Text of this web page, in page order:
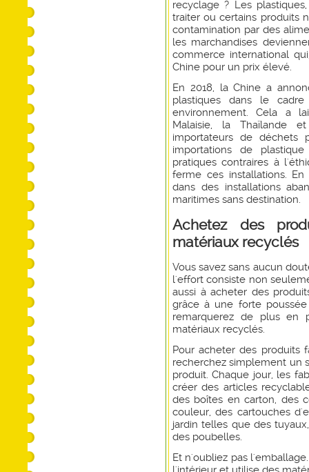
recyclage ? Les
traiter ou certains produits
contamination par des
les marchandises
commerce international
Chine pour un prix élevé.
En 2018, la Chine a
plastiques dans le
environnement. Cela a
Malaisie, la Thaïlande
importateurs de déchets
importations de
pratiques contraires à
ferme ces installations.
dans des installations
maritimes sans destination.
Achetez des
matériaux recyclés
Vous savez sans aucun
l'effort consiste non
aussi à acheter des
grâce à une forte
remarquerez de plus en
matériaux recyclés.
Pour acheter des produits
recherchez simplement un
produit. Chaque jour, les
créer des articles
des boîtes en carton, des
couleur, des cartouches
jardin telles que des
des poubelles.
Et n'oubliez pas